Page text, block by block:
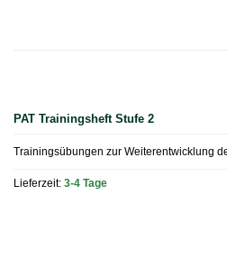
PAT Trainingsheft Stufe 2
Trainingsübungen zur Weiterentwicklung
Lieferzeit: 3-4 Tage